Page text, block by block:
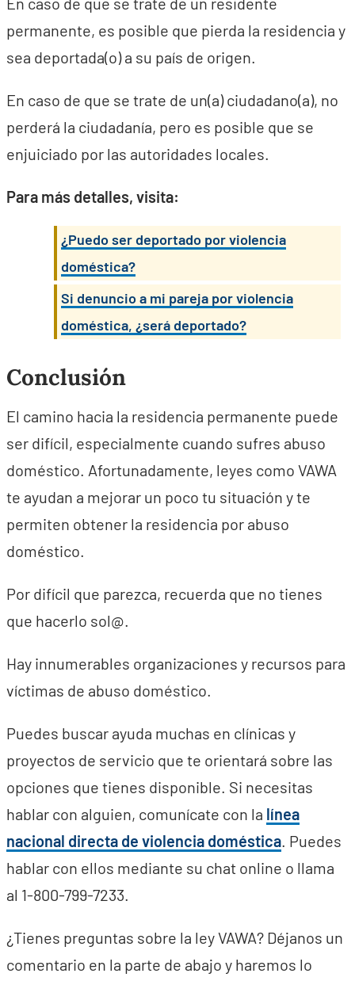
permanente, es posible que pierda la residencia y
sea deportada(o) a su país de origen.
En caso de que se trate de un(a) ciudadano(a), no
perderá la ciudadanía, pero es posible que se
enjuiciado por las autoridades locales.
Para más detalles, visita:
¿Puedo ser deportado por violencia
doméstica?
Si denuncio a mi pareja por violencia
doméstica, ¿será deportado?
Conclusión
El camino hacia la residencia permanente puede
ser difícil, especialmente cuando sufres abuso
doméstico. Afortunadamente, leyes como VAWA
te ayudan a mejorar un poco tu situación y te
permiten obtener la residencia por abuso
doméstico.
Por difícil que parezca, recuerda que no tienes
que hacerlo sol@.
Hay innumerables organizaciones y recursos para
víctimas de abuso doméstico.
Puedes buscar ayuda muchas en clínicas y
proyectos de servicio que te orientará sobre las
opciones que tienes disponible. Si necesitas
hablar con alguien, comunícate con la línea
nacional directa de violencia doméstica. Puedes
hablar con ellos mediante su chat online o llama
al 1-800-799-7233.
¿Tienes preguntas sobre la ley VAWA? Déjanos un
comentario en la parte de abajo y haremos lo